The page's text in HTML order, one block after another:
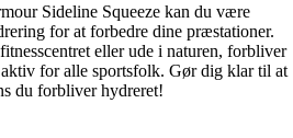
Sideline Squeeze kan du være
for at forbedre dine præstationer.
eller ude i naturen, forbliver
for alle sportsfolk. Gør dig klar til at
du forbliver hydreret!